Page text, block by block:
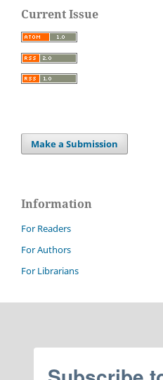
Current Issue
Make a Submission
Information
For Readers
For Authors
For Librarians